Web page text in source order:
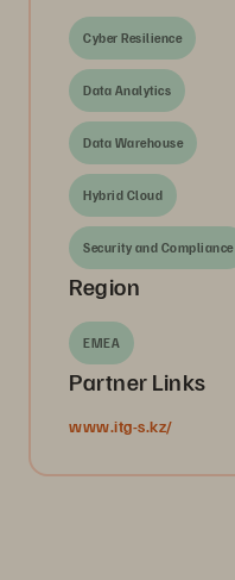
Cyber Resilience
Data Analytics
Data Warehouse
Hybrid Cloud
Security and Compliance
Region
EMEA
Partner Links
www.itg-s.kz/